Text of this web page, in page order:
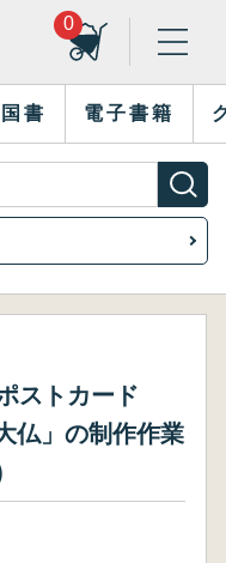
0
書 電子書籍
ストカード
仏」の制作作業